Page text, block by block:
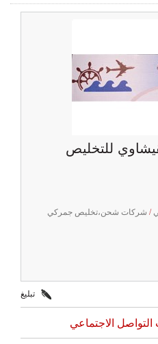
للتخليص
/ شركات شحن،تخليص جمركي
تبليغ
الاجتماعي